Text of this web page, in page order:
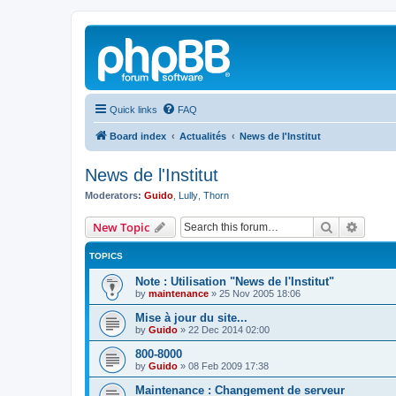
Quick links FAQ
Board index Actualités News de l'Institut
News de l'Institut
Moderators: Guido Lully Thorn
New Topic Search
TOPICS
Note : Utilisation "News de l'Institut"
by maintenance » 25 Nov 2005 18:06
Mise à jour du site...
by Guido » 22 Dec 2014 02:00
800-8000
by Guido » 08 Feb 2009 17:38
Maintenance : Changement de serveur